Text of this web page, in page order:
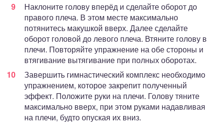
Наклоните голову вперёд и сделайте оборот до
правого плеча. В этом месте максимально
потянитесь макушкой вверх. Далее сделайте
оборот головой до левого плеча. Втяните голову в
плечи. Повторяйте упражнение на обе стороны и
втягивание вытягивание при полных оборотах.
Завершить гимнастический комплекс необходимо
упражнением, которое закрепит полученный
эффект. Положите руки на плечи. Голову тяните
максимально вверх, при этом руками надавливая
на плечи, будто опуская их вниз.